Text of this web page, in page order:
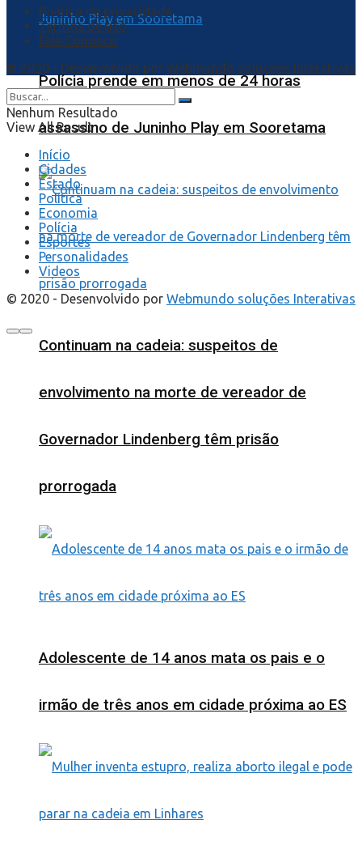
Polícia prende em menos de 24 horas
assassino de Juninho Play em Sooretama
Continuam na cadeia: suspeitos de
envolvimento na morte de vereador de
Governador Lindenberg têm prisão
prorrogada
Adolescente de 14 anos mata os pais e o
irmão de três anos em cidade próxima ao ES
Política de privacidade
Termos de uso
Fale Conosco
© 2020 - Desenvolvido por Webmundo soluções Interativas
Nenhum Resultado
View All Result
Início
Cidades
Estado
Política
Economia
Polícia
Esportes
Personalidades
Videos
© 2020 - Desenvolvido por Webmundo soluções Interativas